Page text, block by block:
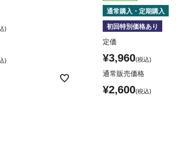
通常購入・定期購入
初回特別価格あり
定価
¥3,960
通常販売価格
¥2,600